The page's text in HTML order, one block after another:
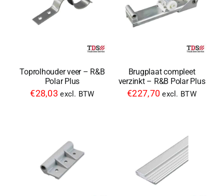
Toprolhouder veer – R&B
Polar Plus
€28,03 excl. BTW
Brugplaat compleet
verzinkt – R&B Polar Plus
€227,70 excl. BTW